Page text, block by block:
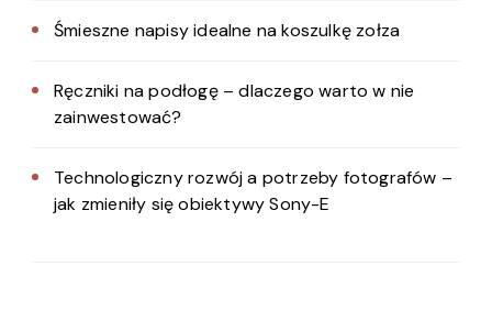
Śmieszne napisy idealne na koszulkę zołza
Ręczniki na podłogę – dlaczego warto w nie
zainwestować?
Technologiczny rozwój a potrzeby fotografów –
jak zmieniły się obiektywy Sony-E